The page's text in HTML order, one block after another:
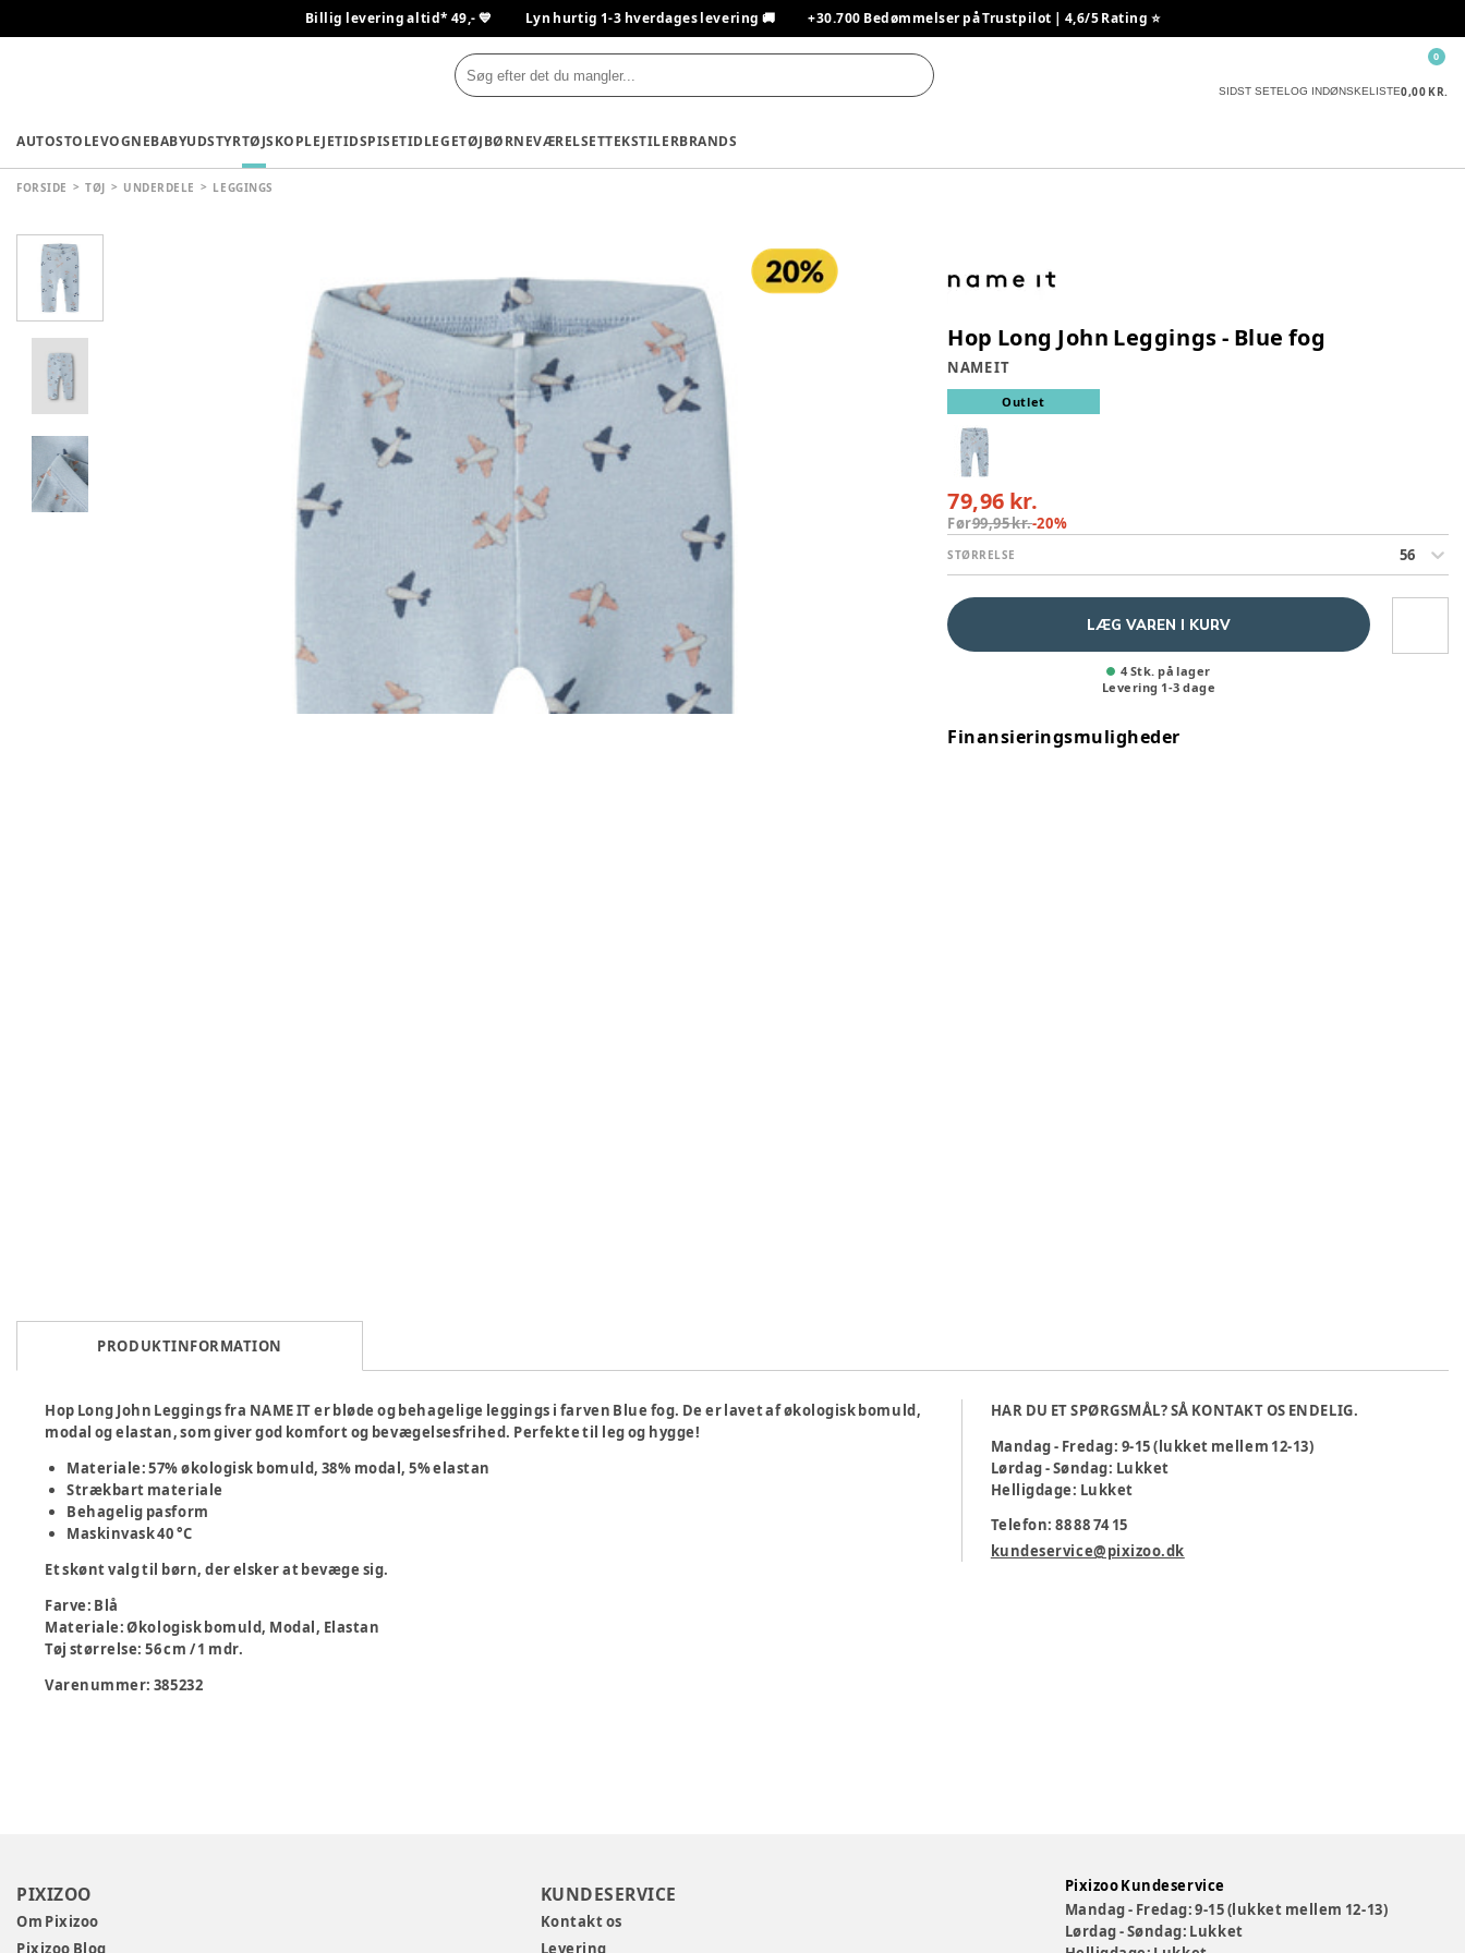
Billig levering altid* 49,- 💙 Lyn hurtig 1-3 hverdages levering 🚚 +30.700 Bedømmelser på Trustpilot | 4,6/5 Rating ⭐️
SIDST SETELOG INDØNSKELISTE0,00 KR.
0
AUTOSTOLEVOGNEBABYUDSTYRTØJSKOPLEJETIDSPISETIDLEGETØJBØRNEVÆRELSETTEKSTILERBRANDS
FORSIDE TØJ UNDERDELE LEGGINGS
Hop Long John Leggings - Blue fog
NAME IT
Outlet
79,96 kr.
Før99,95 kr.-20%
STØRRELSE 56
LÆG VAREN I KURV
4 Stk. på lager
Levering 1-3 dage
Finansieringsmuligheder
PRODUKTINFORMATION
Hop Long John Leggings fra NAME IT er bløde og behagelige leggings i farven Blue fog. De er lavet af økologisk bomuld,
modal og elastan, som giver god komfort og bevægelsesfrihed. Perfekte til leg og hygge!
Materiale: 57% økologisk bomuld, 38% modal, 5% elastan
Strækbart materiale
Behagelig pasform
Maskinvask 40 °C
Et skønt valg til børn, der elsker at bevæge sig.
Farve: Blå
Materiale:Økologisk bomuld, Modal, Elastan
Tøj størrelse:56 cm / 1 mdr.
Varenummer: 385232
HAR DU ET SPØRGSMÅL? SÅ KONTAKT OS ENDELIG.
Mandag - Fredag: 9-15 (lukket mellem 12-13)
Lørdag - Søndag: Lukket
Helligdage: Lukket
Telefon: 88 88 74 15
kundeservice@pixizoo.dk
PIXIZOO
Om Pixizoo
Pixizoo Blog
KUNDESERVICE
Kontakt os
Levering
Pixizoo Kundeservice
Mandag - Fredag: 9-15 (lukket mellem 12-13)
Lørdag - Søndag: Lukket